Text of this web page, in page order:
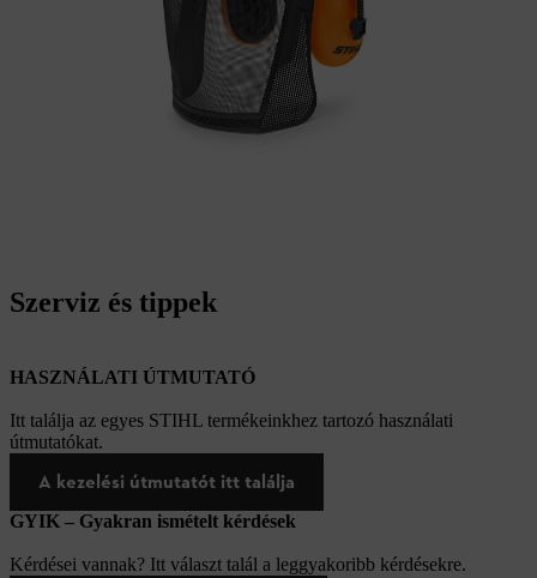
Szerviz és tippek
HASZNÁLATI ÚTMUTATÓ
Itt találja az egyes STIHL termékeinkhez tartozó használati
útmutatókat.
A kezelési útmutatót itt találja
GYIK – Gyakran ismételt kérdések
Kérdései vannak? Itt választ talál a leggyakoribb kérdésekre.